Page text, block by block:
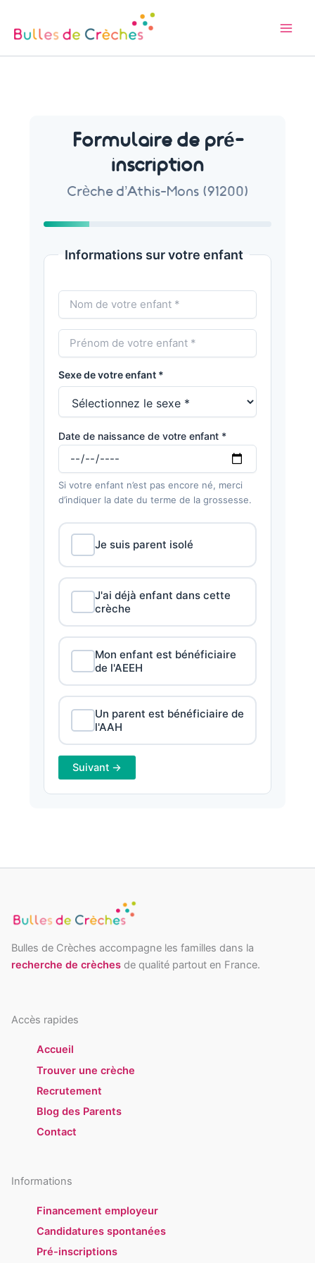
contenu
Formulaire de pré-
inscription
Crèche d’Athis-Mons (91200)
Informations sur votre enfant
Sexe de votre enfant *
Date de naissance de votre enfant *
Si votre enfant n’est pas encore né, merci
d’indiquer la date du terme de la grossesse.
Je suis parent isolé
J'ai déjà enfant dans cette
crèche
Mon enfant est bénéficiaire
de l'AEEH
Un parent est bénéficiaire de
l'AAH
Suivant →
Bulles de Crèches accompagne les familles dans la
recherche de crèches de qualité partout en France.
Accès rapides
Accueil
Trouver une crèche
Recrutement
Blog des Parents
Contact
Informations
Financement employeur
Candidatures spontanées
Pré-inscriptions